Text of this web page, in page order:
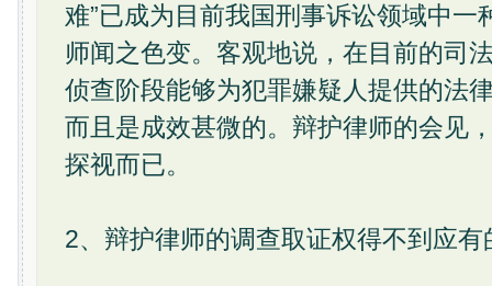
难”已成为目前我国刑事诉讼领域中一
师闻之色变。客观地说，在目前的司
侦查阶段能够为犯罪嫌疑人提供的法
而且是成效甚微的。辩护律师的会见
探视而已。
2、辩护律师的调查取证权得不到应有